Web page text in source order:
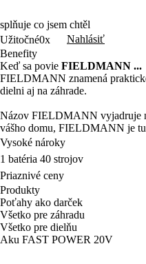
splňuje co jsem chtěl
Užitočné0x
Nahlásiť
Benefity
Keď sa povie FIELDMANN ...
FIELDMANN znamená
dielni aj na záhrade.
Názov FIELDMANN vyjadruje
vášho domu, FIELDMANN je
Vysoké nároky
1 batéria 40 strojov
Priaznivé ceny
Produkty
Poťahy ako darček
Všetko pre záhradu
Všetko pre dielňu
Aku FAST POWER 20V